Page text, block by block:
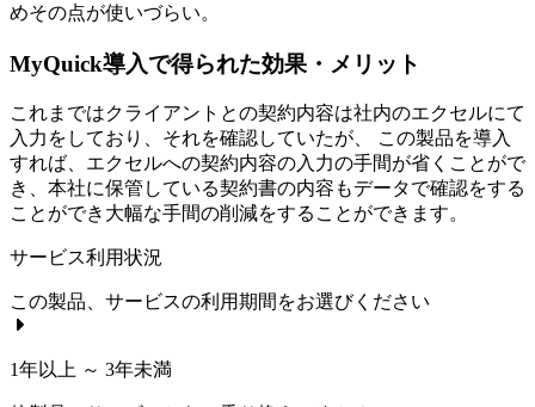
めその点が使いづらい。
MyQuick導入で得られた効果・メリット
これまではクライアントとの契約内容は社内のエクセルにて
入力をしており、それを確認していたが、 この製品を導入
すれば、エクセルへの契約内容の入力の手間が省くことがで
き、本社に保管している契約書の内容もデータで確認をする
ことができ大幅な手間の削減をすることができます。
サービス利用状況
この製品、サービスの利用期間をお選びください
1年以上 ～ 3年未満